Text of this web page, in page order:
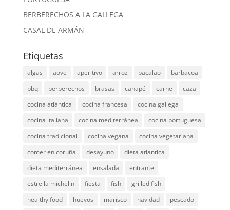
BERBERECHOS A LA GALLEGA
CASAL DE ARMÁN
Etiquetas
algas aove aperitivo arroz bacalao
barbacoa
bbq
berberechos brasas canapé carne
caza
cocina atlántica
cocina francesa
cocina gallega
cocina italiana
cocina mediterránea
cocina portuguesa
cocina tradicional
cocina vegana
cocina vegetariana
comer en coruña
desayuno
dieta atlantica
dieta mediterránea
ensalada
entrante
estrella michelin
fiesta fish
grilled fish
healthy food
huevos marisco navidad
pescado